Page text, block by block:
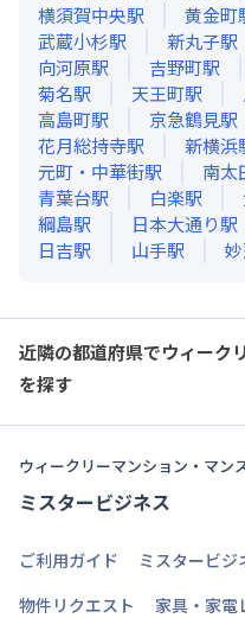
横須賀中央駅 黄金町
武蔵小杉駅 新丸子駅
向河原駅 吉野町駅
菊名駅 天王町駅
高島町駅 京急鶴見駅
花月総持寺駅 新横浜
元町・中華街駅 南太
青葉台駅 白楽駅
綱島駅 日本大通り駅
日吉駅 山手駅
近隣の都道府県でウィーク
を探す
ウィークリーマンション・マン
ミスタービジネス
ご利用ガイド
ミスタービ
物件リクエスト
家具・家電